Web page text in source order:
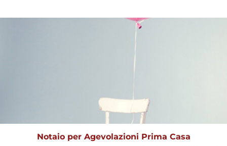
Notaio per Agevolazioni Prima Casa